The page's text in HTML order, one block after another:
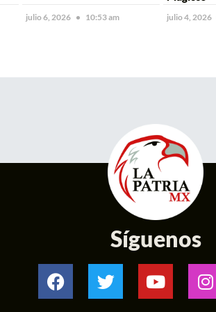
julio 6, 2026 10:53 am julio 4, 2026
Síguenos